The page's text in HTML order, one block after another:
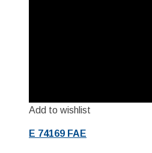
Add to wishlist
E 74169 FAE